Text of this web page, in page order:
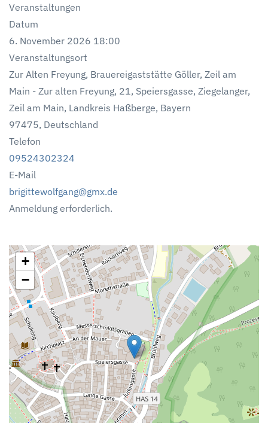
Veranstaltungen
Datum
6. November 2026 18:00
Veranstaltungsort
Zur Alten Freyung, Brauereigaststätte Göller, Zeil am
Main - Zur alten Freyung, 21, Speiersgasse, Ziegelanger,
Zeil am Main, Landkreis Haßberge, Bayern
97475, Deutschland
Telefon
09524302324
E-Mail
brigittewolfgang@gmx.de
Anmeldung erforderlich.
+
−